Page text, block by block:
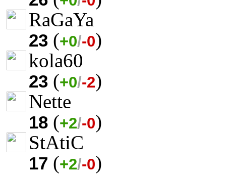
RaGaYa
23 (+0/-0)
kola60
23 (+0/-2)
Nette
18 (+2/-0)
StAtiC
17 (+2/-0)